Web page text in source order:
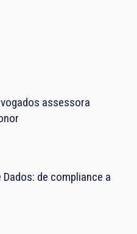
assessora
de compliance a